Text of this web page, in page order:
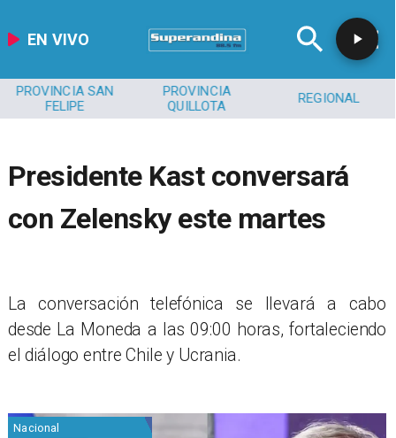
EN VIVO
PROVINCIA SAN
FELIPE
PROVINCIA
QUILLOTA
REGIONAL
Presidente Kast conversará
con Zelensky este martes
La conversación telefónica se llevará a cabo
desde La Moneda a las 09:00 horas, fortaleciendo
el diálogo entre Chile y Ucrania.
Nacional